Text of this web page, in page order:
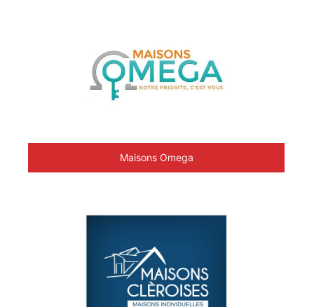
Maisons Omega